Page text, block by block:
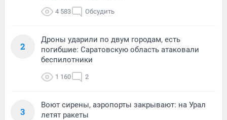
4 583 Обсудить
2
Дроны ударили по двум городам, есть
погибшие: Саратовскую область атаковали
беспилотники
1 160 2
3
Воют сирены, аэропорты закрывают: на Урал
летят ракеты